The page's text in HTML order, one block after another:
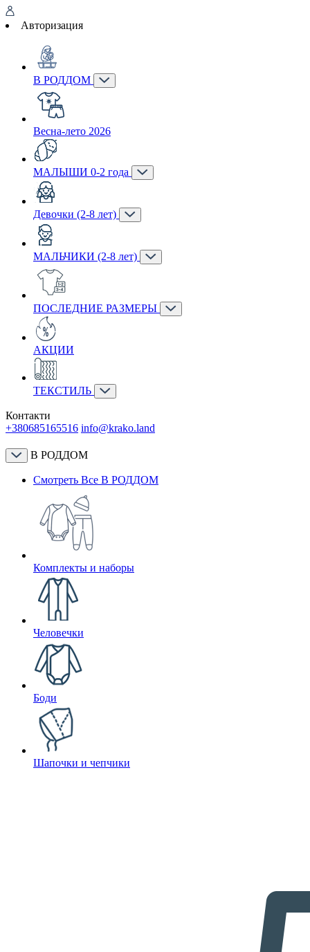
Авторизация
В РОДДОМ
Весна-лето 2026
МАЛЫШИ 0-2 года
Девочки (2-8 лет)
МАЛЬЧИКИ (2-8 лет)
ПОСЛЕДНИЕ РАЗМЕРЫ
АКЦИИ
ТЕКСТИЛЬ
Контакти
+380685165516 info@krako.land
В РОДДОМ
Смотреть Все В РОДДОМ
Комплекты и наборы
Человечки
Боди
Шапочки и чепчики